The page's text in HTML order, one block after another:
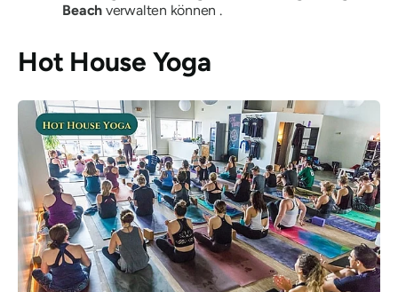
Beach verwalten können .
Hot House Yoga